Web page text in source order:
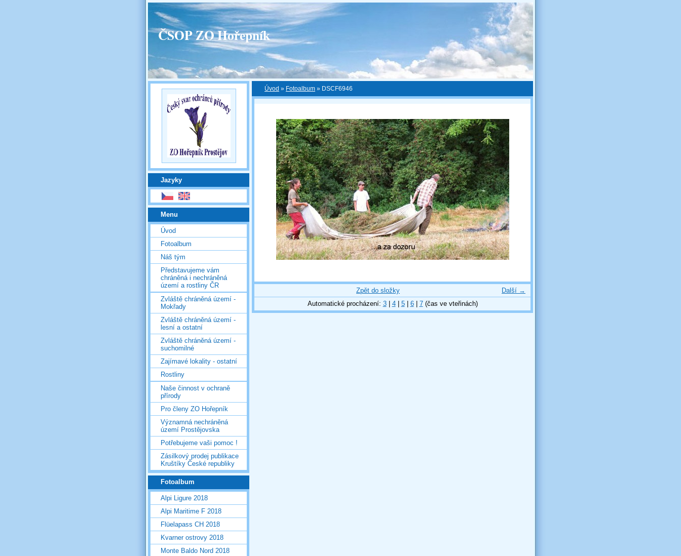
ČSOP ZO Hořepník
Úvod » Fotoalbum » DSCF6946
Další →
Zpět do složky
Automatické procházení: 3| 4| 5| 6| 7(čas ve vteřinách)
Jazyky
Menu
Úvod
Fotoalbum
Náš tým
Představujeme vám
chráněná i nechráněná
území a rostliny ČR
Zvláště chráněná území -
Mokřady
Zvláště chráněná území -
lesní a ostatní
Zvláště chráněná území -
suchomilné
Zajímavé lokality - ostatní
Rostliny
Naše činnost v ochraně
přírody
Pro členy ZO Hořepník
Významná nechráněná
území Prostějovska
Potřebujeme vaši pomoc !
Zásilkový prodej publikace
Kruštíky České republiky
Fotoalbum
Alpi Ligure 2018
Alpi Maritime F 2018
Flüelapass CH 2018
Kvarner ostrovy 2018
Monte Baldo Nord 2018